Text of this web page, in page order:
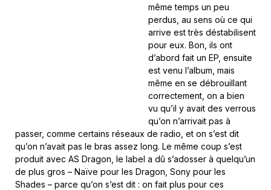
même temps un peu
perdus, au sens où ce qui
arrive est très déstabilisent
pour eux. Bon, ils ont
d’abord fait un EP, ensuite
est venu l’album, mais
même en se débrouillant
correctement, on a bien
vu qu’il y avait des verrous
qu’on n’arrivait pas à
passer, comme certains réseaux de radio, et on s’est dit
qu’on n’avait pas le bras assez long. Le même coup s’est
produit avec AS Dragon, le label a dû s’adosser à quelqu’un
de plus gros – Naïve pour les Dragon, Sony pour les
Shades – parce qu’on s’est dit : on fait plus pour ces